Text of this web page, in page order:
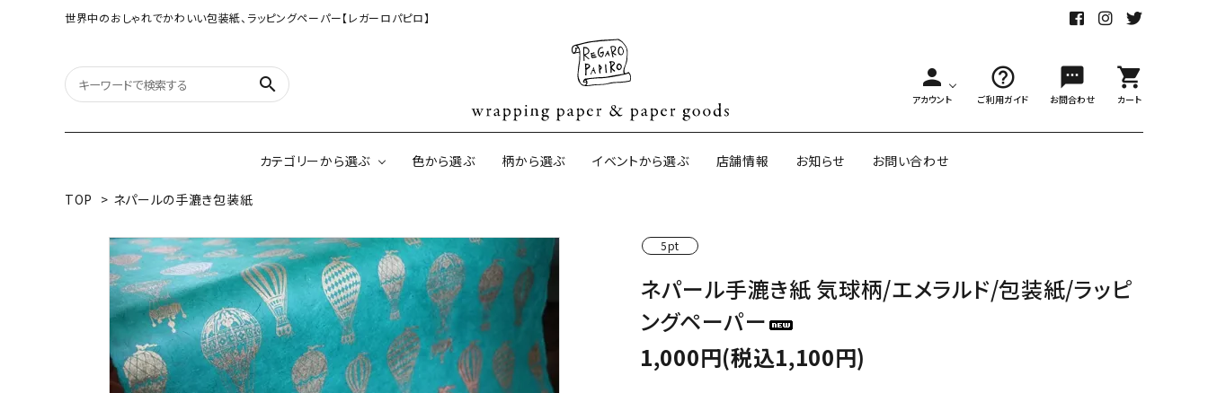
世界中のおしゃれでかわいい包装紙、ラッピングペーパー【レガーロパピロ】
search person
アカウント
help_outline
ご利用ガイド
sms
お問合わせ
shopping_cart
カート
カテゴリーから選ぶ
オリジナル包装紙
（A3相当サイズ）
【大判サイズ】オリジナル包装紙 和紙の包装紙(CAGWA paper)
サイズオーダー受注生産
ネパールの手漉き包装紙
インドのハンドプリントコットン
ペーパー
イギリスのモダン包装紙 イギリスの両面包装紙
ボタニカルダブルサイド包装紙 韓国のデザインペーパー 日本のペーパーブランド ラッピング用リボン・紐
色から選ぶ 柄から選ぶ イベントから選ぶ 店舗情報 お知らせ お問い合わせ
TOP > ネパールの手漉き包装紙
5pt
ネパール手漉き紙 気球柄/エメラルド/包装紙/ラッピ
ングペーパー
1,000円(税込1,100円)